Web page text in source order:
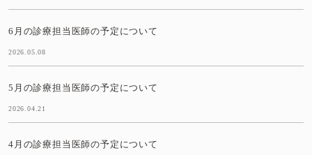
6月の診療担当医師の予定について
2026.05.08
5月の診療担当医師の予定について
2026.04.21
4月の診療担当医師の予定について